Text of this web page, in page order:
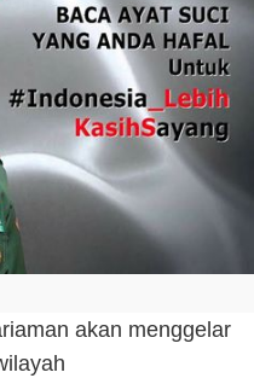
akan menggelar